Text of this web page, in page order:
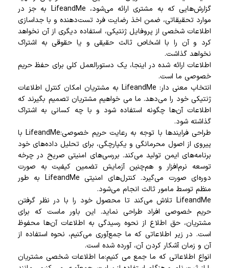
گزارش‌هایی که به مشتری ارائه می‌شود، LifeandMe به جز در
موارد تحقیقاتی، ضمن اخذ رضایت فرد تست‌دهنده و با جداسازی
اطلاعات شخصی از پروفایل ژنتیکی، استفاده دیگری از آن نخواهد
کرد و آن را با اشخاص ثالث حقیقی و یا حقوقی به ‌اشتراک
نخواهد گذاشت.
اطلاعات ارائه شده در اینجا، یک دستورالعمل کلی برای حفظ حریم
خصوصی ما است.
انتخاب معنی دار: LifeandMe به مشتریان امکان کنترل اطلاعات
ژنتیکی خود را می‌دهد. ما می خواهیم مشتریان تصمیم بگیرند که
اطلاعات آن‌ها چگونه استفاده شود و با چه کسانی به اشتراک
گذاشته شود.
طراحی فرایندها با توجه به رعایت حریم خصوصی:LifeandMe با
پیروی از اصول محرمانگی و یکپارچگی، برای تحلیل داده‌های خود
برنامه‌های ایمن تولید می‌کند. بررسی‌های امنیتی صریح در چرخه
توسعه نرم‌افزار و هم‌چنین آزمایش تضمین کیفیت به صورت
دوره‌ای صورت می‌گیرد. کنترل‌های امنیتی LifeandMe به طور
منظم توسط مامور ثالث انجام می‌شود.
LifeandMe تلاش می‌کند تا محصول خود را با در نظر گرفتن
حریم خصوصی افراد طراحی نماید. این باور ماست که برای
مشتریان، حق اطلاع از نحوه رسیدگی به اطلاعات آن‌ها محفوظ
است. در زیر اطلاعاتی که ما جمع‌آوری می‌کنیم، نحوه استفاده از
آن و زمان آشکار کردن آن، آورده شده است.
انواع اطلاعاتی که ما جمع می کنیم:ما اطلاعات شخصی مشتریان